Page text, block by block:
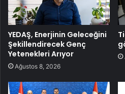
YEDAŞ, Enerjinin Geleceğini
Şekillendirecek Genç
Yetenekleri Arıyor
Ağustos 8, 2026